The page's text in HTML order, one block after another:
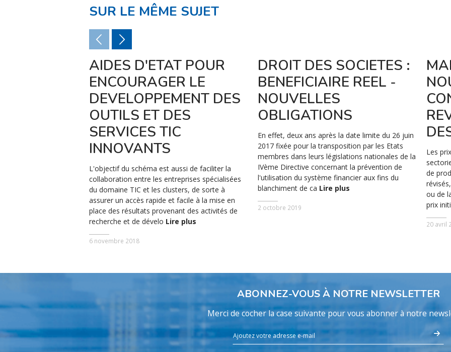
SUR LE MÊME SUJET
AIDES D'ETAT POUR
ENCOURAGER LE
DEVELOPPEMENT DES
OUTILS ET DES
SERVICES TIC
INNOVANTS
L'objectif du schéma est aussi de faciliter la
collaboration entre les entreprises spécialisées
du domaine TIC et les clusters, de sorte à
assurer un accès rapide et facile à la mise en
place des résultats provenant des activités de
recherche et de dévelo Lire plus
6 novembre 2018
DROIT DES SOCIETES :
BENEFICIAIRE REEL -
NOUVELLES
OBLIGATIONS
En effet, deux ans après la date limite du 26 juin
2017 fixée pour la transposition par les Etats
membres dans leurs législations nationales de la
IVème Directive concernant la prévention de
l'utilisation du système financier aux fins du
blanchiment de ca Lire plus
2 octobre 2019
Les
de
ou de
prix
20 avril
ABONNEZ-VOUS À NOTRE NEWSLETTER
Merci de cocher la case suivante pour vous abonner à notre